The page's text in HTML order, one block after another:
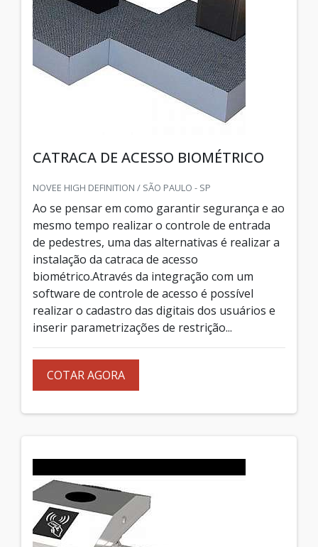
CATRACA DE ACESSO BIOMÉTRICO
NOVEE HIGH DEFINITION / SÃO PAULO - SP
Ao se pensar em como garantir segurança e ao
mesmo tempo realizar o controle de entrada
de pedestres, uma das alternativas é realizar a
instalação da catraca de acesso
biométrico.Através da integração com um
software de controle de acesso é possível
realizar o cadastro das digitais dos usuários e
inserir parametrizações de restrição...
COTAR AGORA